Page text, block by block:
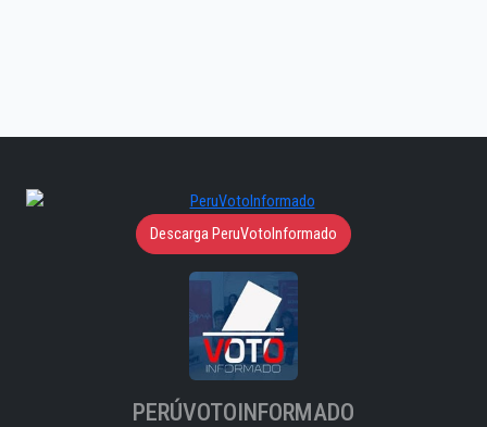
Descarga PeruVotoInformado
PERÚVOTOINFORMADO